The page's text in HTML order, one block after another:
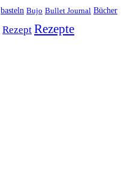
basteln Bujo Bullet Journal Bücher
Rezept Rezepte